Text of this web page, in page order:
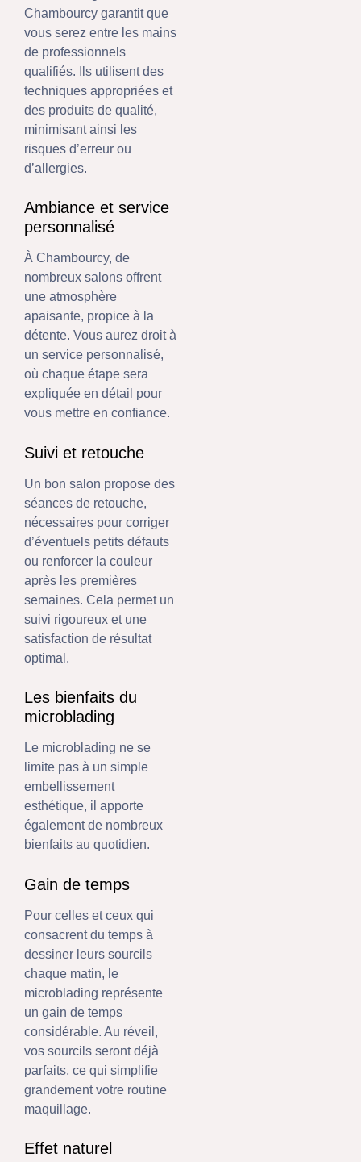
Chambourcy garantit que
vous serez entre les mains
de professionnels
qualifiés. Ils utilisent des
techniques appropriées et
des produits de qualité,
minimisant ainsi les
risques d’erreur ou
d’allergies.
Ambiance et service
personnalisé
À Chambourcy, de
nombreux salons offrent
une atmosphère
apaisante, propice à la
détente. Vous aurez droit à
un service personnalisé,
où chaque étape sera
expliquée en détail pour
vous mettre en confiance.
Suivi et retouche
Un bon salon propose des
séances de retouche,
nécessaires pour corriger
d’éventuels petits défauts
ou renforcer la couleur
après les premières
semaines. Cela permet un
suivi rigoureux et une
satisfaction de résultat
optimal.
Les bienfaits du
microblading
Le microblading ne se
limite pas à un simple
embellissement
esthétique, il apporte
également de nombreux
bienfaits au quotidien.
Gain de temps
Pour celles et ceux qui
consacrent du temps à
dessiner leurs sourcils
chaque matin, le
microblading représente
un gain de temps
considérable. Au réveil,
vos sourcils seront déjà
parfaits, ce qui simplifie
grandement votre routine
maquillage.
Effet naturel